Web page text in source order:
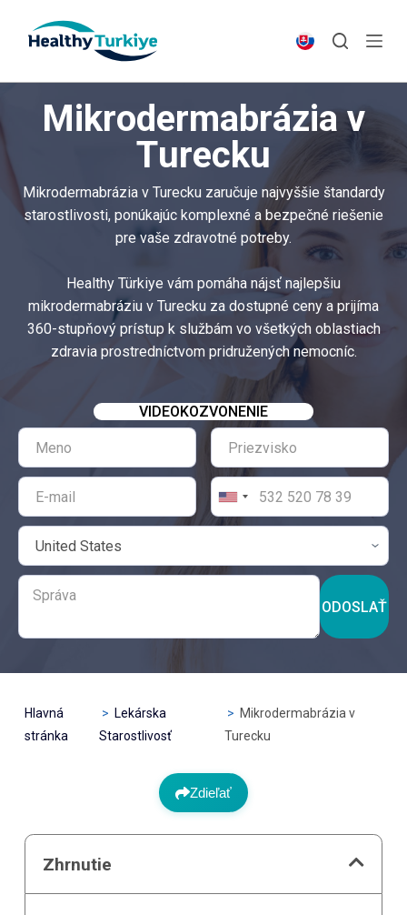
p
n
Mikrodermabrázia v
Turecku
Mikrodermabrázia v Turecku zaručuje najvyššie štandardy
starostlivosti, ponúkajúc komplexné a bezpečné riešenie
pre vaše zdravotné potreby.
Healthy Türkiye vám pomáha nájsť najlepšiu
mikrodermabráziu v Turecku za dostupné ceny a prijíma
360-stupňový prístup k službám vo všetkých oblastiach
zdravia prostredníctvom pridružených nemocníc.
VIDEOKOZVONENIE
ODOSLAŤ
Hlavná
stránka
Lekárska
Starostlivosť
Mikrodermabrázia v
Turecku
Zdieľať
Zhrnutie